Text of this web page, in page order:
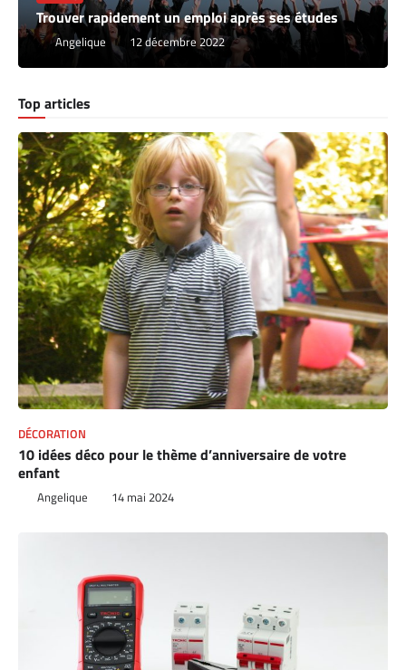
Trouver rapidement un emploi après ses études
Angelique 12 décembre 2022
Top articles
DÉCORATION
10 idées déco pour le thème d’anniversaire de votre
enfant
Angelique 14 mai 2024